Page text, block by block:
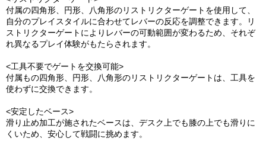
付属の四角形、円形、八角形のリストリクターゲートを使用して、
自分のプレイスタイルに合わせてレバーの反応を調整できます。リ
ストリクターゲートによりレバーの可動範囲が変わるため、それぞ
れ異なるプレイ体験がもたらされます。
<工具不要でゲートを交換可能>
付属もの四角形、円形、八角形のリストリクターゲートは、工具を
使わずに交換できます。
<安定したベース>
滑り止め加工が施されたベースは、デスク上でも膝の上でも滑りに
くいため、安心して戦闘に挑めます。